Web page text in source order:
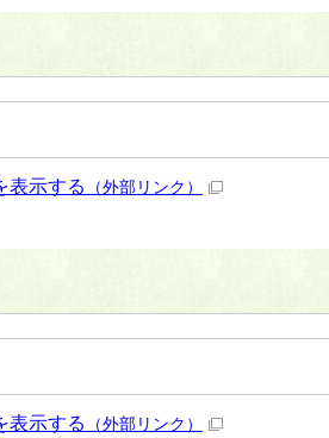
表示する （外部リンク）
表示する （外部リンク）